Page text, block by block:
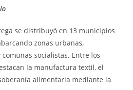
se distribuyó en 13 municipios
zonas urbanas,
socialistas. Entre los
la manufactura textil, el
alimentaria mediante la